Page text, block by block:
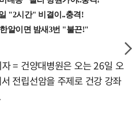
= 건양대병원은 오는 26일 오
전립선암을 주제로 건강 강좌